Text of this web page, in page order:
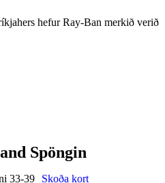
hefur Ray-Ban merkið verið
Spöngin
33-39 Skoða kort